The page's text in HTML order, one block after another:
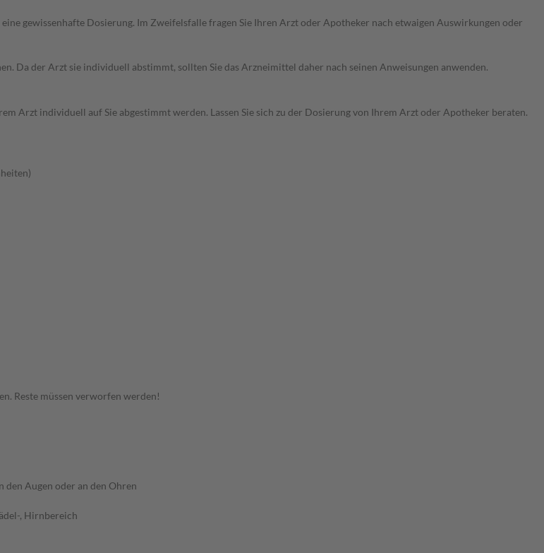
gewissenhafte Dosierung. Im Zweifelsfalle fragen Sie Ihren Arzt oder Apotheker nach etwaigen Auswirkungen oder
Da der Arzt sie individuell abstimmt, sollten Sie das Arzneimittel daher nach seinen Anweisungen anwenden.
Arzt individuell auf Sie abgestimmt werden. Lassen Sie sich zu der Dosierung von Ihrem Arzt oder Apotheker beraten.
Reste müssen verworfen werden!
Augen oder an den Ohren
, Hirnbereich